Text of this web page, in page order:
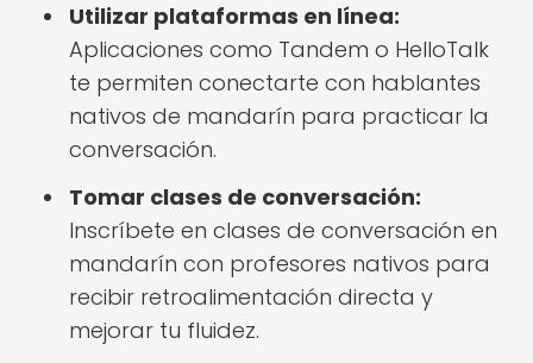
Utilizar plataformas en línea:
Aplicaciones como Tandem o HelloTalk
te permiten conectarte con hablantes
nativos de mandarín para practicar la
conversación.
Tomar clases de conversación:
Inscríbete en clases de conversación en
mandarín con profesores nativos para
recibir retroalimentación directa y
mejorar tu fluidez.